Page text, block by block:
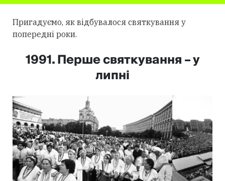
Пригадуємо, як відбувалося святкування у
попередні роки.
1991. Перше святкування – у
липні